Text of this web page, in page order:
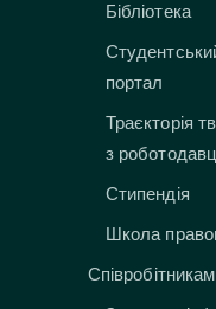
Бібліотека
портал
Траєкторія
з
Стипендія
Школа
Співробітникам